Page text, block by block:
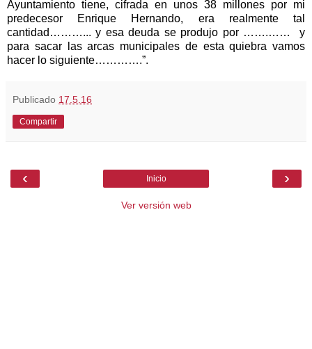
Ayuntamiento tiene, cifrada en unos 38 millones por mi
predecesor Enrique Hernando, era realmente tal
cantidad………... y esa deuda se produjo por …….…… y
para sacar las arcas municipales de esta quiebra vamos
hacer lo siguiente………….”.
Publicado 17.5.16
Compartir
‹ ›
Inicio
Ver versión web